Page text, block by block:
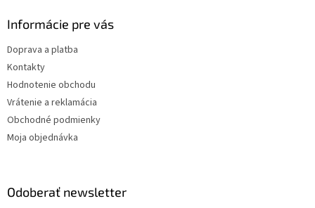
Informácie pre vás
Doprava a platba
Kontakty
Hodnotenie obchodu
Vrátenie a reklamácia
Obchodné podmienky
Moja objednávka
Odoberať newsletter